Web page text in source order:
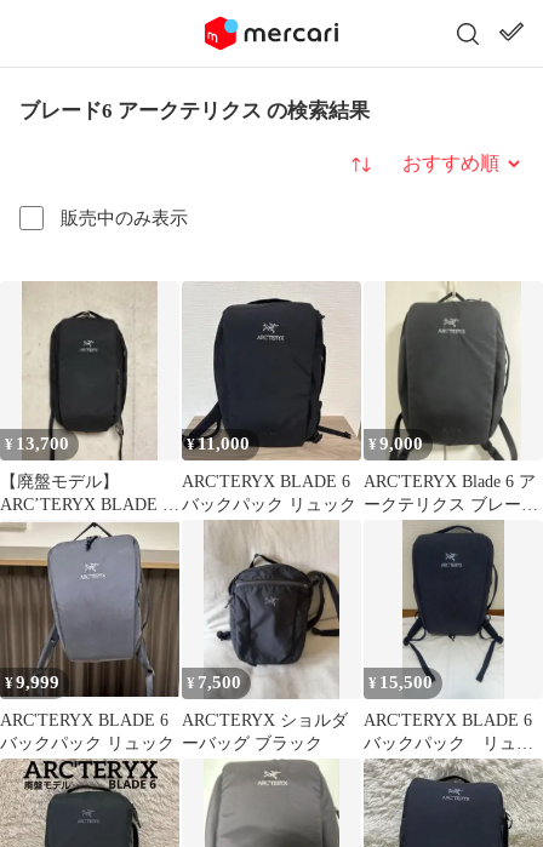
ブレード6 アークテリクス の検索結果
販売中のみ表示
並び替え
¥ 13,700
【廃盤モデル】
ARC’TERYX BLADE 20
美品
¥11,000
ARC'TERYX BLADE 6
バックパック リュック
¥9,000
ARC'TERYX Blade 6 ア
ークテリクス ブレード
¥9,999
ARC'TERYX BLADE 6
バックパック リュック
¥ 7,500
ARC'TERYX ショルダ
ーバッグ ブラック
¥ 15,500
ARC'TERYX BLADE 6
バックパック リュク
スサック廃盤タウンユ
ース